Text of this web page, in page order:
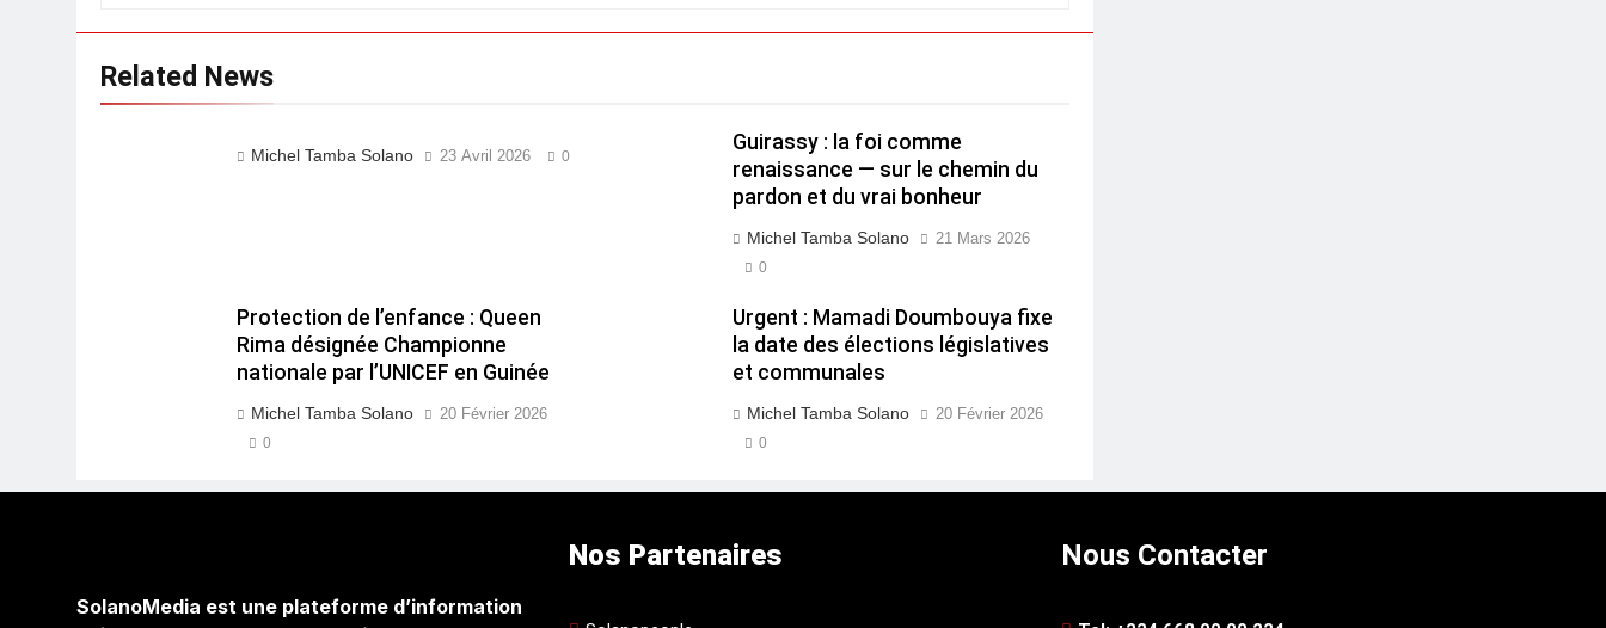
Related News
Michel Tamba Solano 23 Avril 2026 0
Guirassy : la foi comme
renaissance — sur le chemin du
pardon et du vrai bonheur
Michel Tamba Solano 21 Mars 2026
0
Protection de l’enfance : Queen
Rima désignée Championne
nationale par l’UNICEF en Guinée
Michel Tamba Solano 20 Février 2026
0
Urgent : Mamadi Doumbouya fixe
la date des élections législatives
et communales
Michel Tamba Solano 20 Février 2026
0
SolanoMedia est une plateforme d’information
Nos Partenaires Nous Contacter